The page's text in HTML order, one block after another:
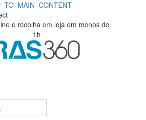
e recolha em loja em menos de
1h